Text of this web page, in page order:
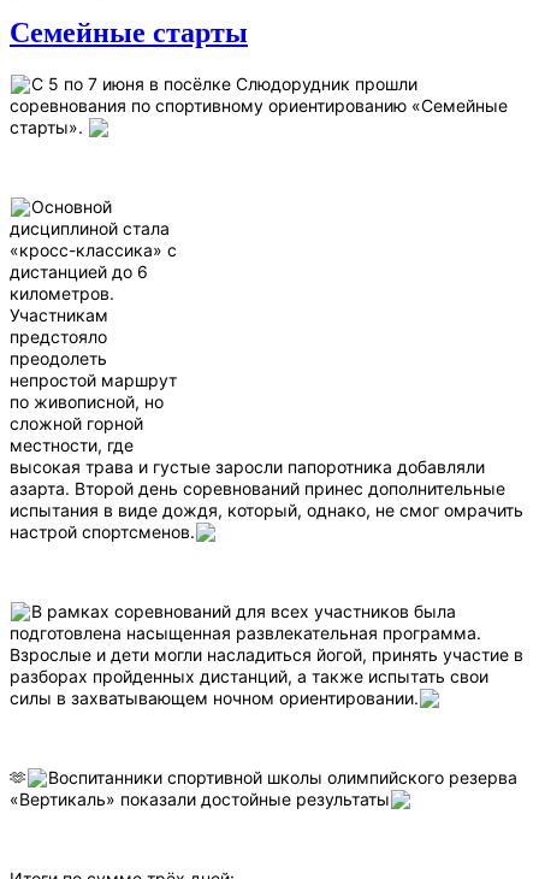
Семейные старты
С 5 по 7 июня в посёлке Слюдорудник прошли
соревнования по спортивному ориентированию «Семейные
старты».
Основной
дисциплиной стала
«кросс-классика» с
дистанцией до 6
километров.
Участникам
предстояло
преодолеть
непростой маршрут
по живописной, но
сложной горной
местности, где
высокая трава и густые заросли папоротника добавляли
азарта. Второй день соревнований принес дополнительные
испытания в виде дождя, который, однако, не смог омрачить
настрой спортсменов.
В рамках соревнований для всех участников была
подготовлена насыщенная развлекательная программа.
Взрослые и дети могли насладиться йогой, принять участие в
разборах пройденных дистанций, а также испытать свои
силы в захватывающем ночном ориентировании.
🫶
Воспитанники спортивной школы олимпийского резерва
«Вертикаль» показали достойные результаты